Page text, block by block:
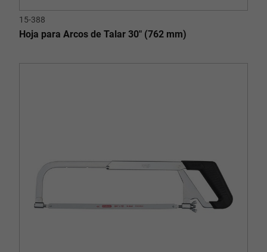
15-388
Hoja para Arcos de Talar 30" (762 mm)